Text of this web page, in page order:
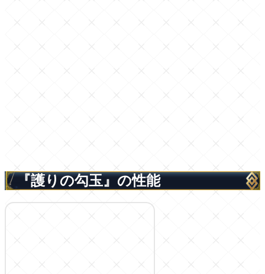
『護りの勾玉』の性能